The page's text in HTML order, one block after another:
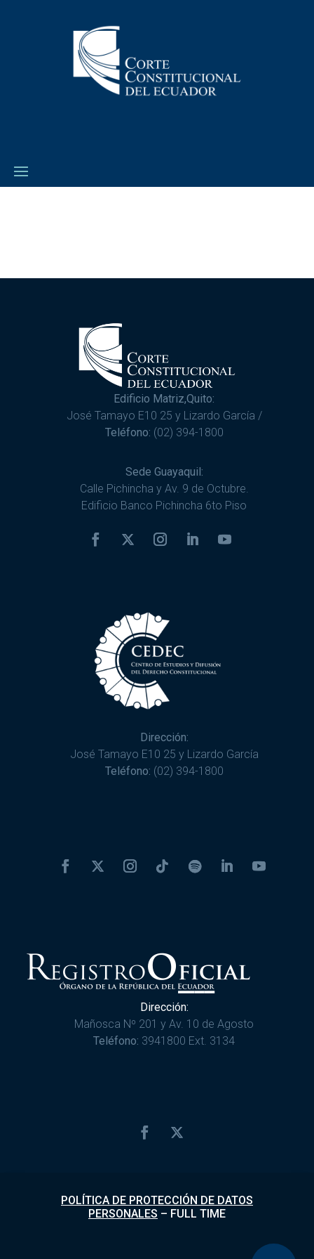
Edificio Matriz,Quito:
José Tamayo E10 25 y Lizardo García /
Teléfono: (02) 394-1800
Sede Guayaquil:
Calle Pichincha y Av. 9 de Octubre.
Edificio Banco Pichincha 6to Piso
Dirección:
José Tamayo E10 25 y Lizardo García
Teléfono: (02) 394-1800
Dirección:
Mañosca Nº 201 y Av. 10 de Agosto
Teléfono: 3941800 Ext. 3134
POLÍTICA DE PROTECCIÓN DE DATOS
PERSONALES – FULL TIME